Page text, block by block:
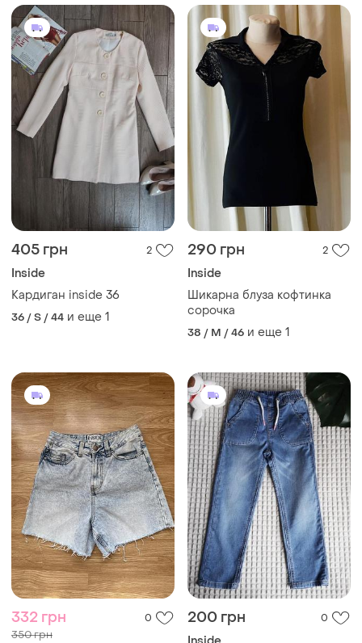
405 грн 2
Inside
Кардиган inside 36
36 / S / 44 и еще 1
290 грн 2
Inside
Шикарна блуза кофтинка
сорочка
38 / M / 46 и еще 1
332 грн 0
350 грн
200 грн 0